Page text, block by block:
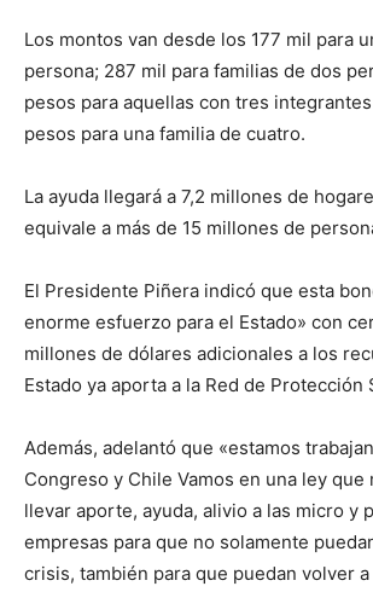
Los montos van desde los 177 mil para
persona; 287 mil para familias de dos
pesos para aquellas con tres
pesos para una familia de cuatro.
La ayuda llegará a 7,2 millones de
equivale a más de 15 millones de
El Presidente Piñera indicó que esta
enorme esfuerzo para el Estado» con
millones de dólares adicionales a los
Estado ya aporta a la Red de Protección
Además, adelantó que «estamos
Congreso y Chile Vamos en una ley que
llevar aporte, ayuda, alivio a las micro y
empresas para que no solamente
crisis, también para que puedan volver a